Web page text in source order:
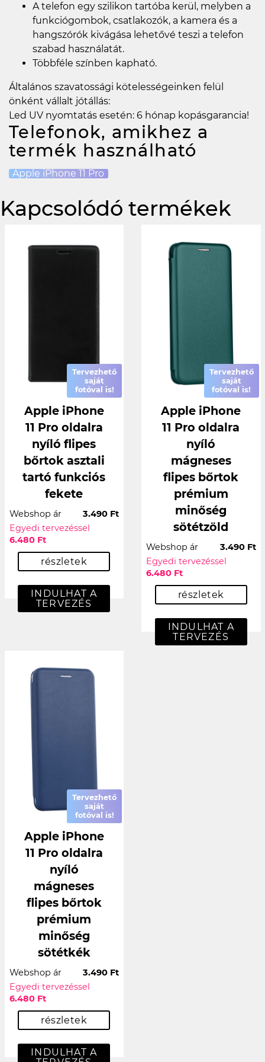
A telefon egy szilikon tartóba kerül, melyben a
funkciógombok, csatlakozók, a kamera és a
hangszórók kivágása lehetővé teszi a telefon
szabad használatát.
Többféle színben kapható.
Általános szavatossági kötelességeinken felül
önként vállalt jótállás:
Led UV nyomtatás esetén: 6 hónap kopásgarancia!
Telefonok, amikhez a
termék használható
Apple iPhone 11 Pro
Kapcsolódó termékek
Tervezhető
saját
fotóval is!
Apple iPhone
11 Pro oldalra
nyíló flipes
bőrtok asztali
tartó funkciós
fekete
Webshop ár
3.490 Ft
Egyedi tervezéssel
6.480 Ft
részletek
INDULHAT A
TERVEZÉS
Tervezhető
saját
fotóval is!
Apple iPhone
11 Pro oldalra
nyíló
mágneses
flipes bőrtok
prémium
minőség
sötétzöld
Webshop ár
3.490 Ft
Egyedi tervezéssel
6.480 Ft
részletek
INDULHAT A
TERVEZÉS
Tervezhető
saját
fotóval is!
Apple iPhone
11 Pro oldalra
nyíló
mágneses
flipes bőrtok
prémium
minőség
sötétkék
Webshop ár
3.490 Ft
Egyedi tervezéssel
6.480 Ft
részletek
INDULHAT A